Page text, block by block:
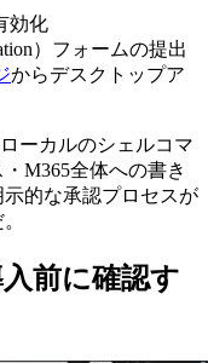
効化
）フォームの提出
からデスクトップア
ーカルのシェルコマ
M365全体への書き
的な承認プロセスが
前に確認す